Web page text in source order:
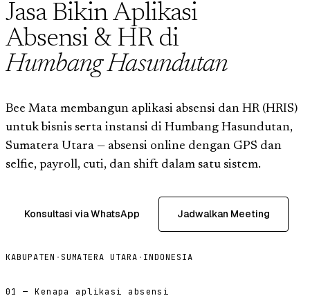
Jasa Bikin Aplikasi
Absensi & HR di
Humbang Hasundutan
Bee Mata membangun aplikasi absensi dan HR (HRIS)
untuk bisnis serta instansi di Humbang Hasundutan,
Sumatera Utara — absensi online dengan GPS dan
selfie, payroll, cuti, dan shift dalam satu sistem.
Konsultasi via WhatsApp Jadwalkan Meeting
KABUPATEN · SUMATERA UTARA · INDONESIA
01 — Kenapa aplikasi absensi